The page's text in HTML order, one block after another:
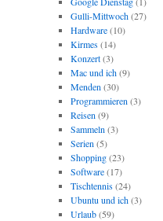
Gulli-Mittwoch(27)
Hardware(10)
Kirmes(14)
Konzert(3)
Mac und ich(9)
Menden (30)
Programmieren (3)
Reisen (9)
Sammeln (3)
Serien (5)
Shopping(23)
Software(17)
Tischtennis(24)
Ubuntu und ich(3)
Urlaub(59)